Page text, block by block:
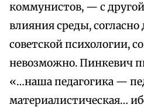
коммунистов, — с
влияния среды,
советской психологии,
невозможно. Пинкевич
«…наша педагогика —
материалистическая…